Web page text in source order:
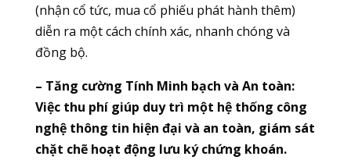
(nhận cổ tức, mua cổ phiếu phát hành thêm)
diễn ra một cách chính xác, nhanh chóng và
đồng bộ.
– Tăng cường Tính Minh bạch và An toàn:
Việc thu phí giúp duy trì một hệ thống công
nghệ thông tin hiện đại và an toàn, giám sát
chặt chẽ hoạt động lưu ký chứng khoán.